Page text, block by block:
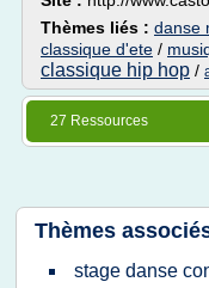
Thèmes liés : danse
classique d'ete /
classique hip hop /
27 Ressources
Thèmes
stage danse